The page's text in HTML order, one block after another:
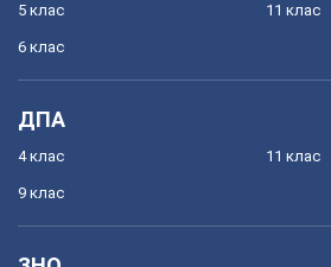
5 клас
6 клас
11 клас
ДПА
4 клас
9 клас
11 клас